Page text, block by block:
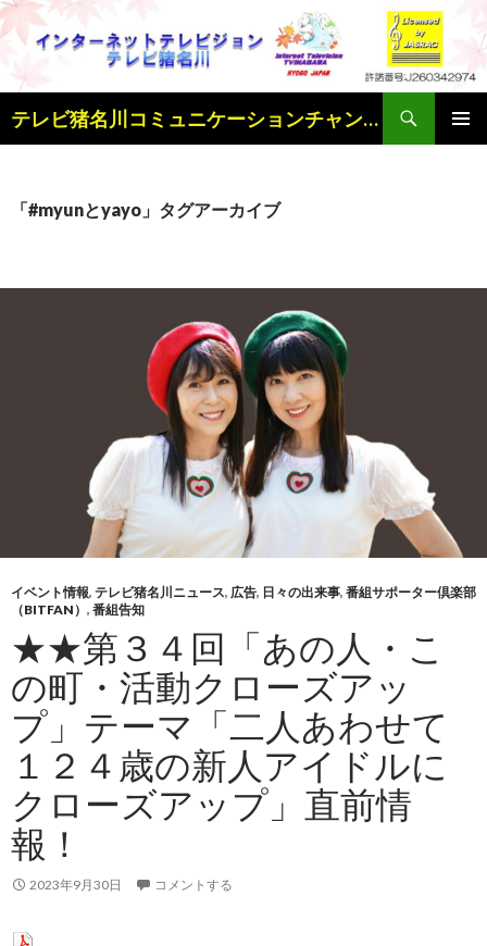
テレビ猪名川コミュニケーションチャンネル
索
ン「#myunとyayo」タグアーカイブ
イベント情報, テレビ猪名川ニュース, 広告, 日々の出来事, 番組サポーター倶楽部
（BITFAN） , 番組告知
★★第３４回「あの人・こ
の町・活動クローズアッ
プ」テーマ「二人あわせて
１２４歳の新人アイドルに
クローズアップ」直前情
報！
2023年9月30日 コメントする